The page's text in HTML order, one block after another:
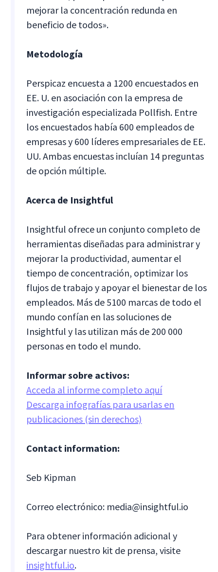
mejorar la concentración redunda en
beneficio de todos».
Metodología
Perspicaz encuesta a 1200 encuestados en
EE. U. en asociación con la empresa de
investigación especializada Pollfish. Entre
los encuestados había 600 empleados de
empresas y 600 líderes empresariales de EE.
UU. Ambas encuestas incluían 14 preguntas
de opción múltiple.
Acerca de Insightful
Insightful ofrece un conjunto completo de
herramientas diseñadas para administrar y
mejorar la productividad, aumentar el
tiempo de concentración, optimizar los
flujos de trabajo y apoyar el bienestar de los
empleados. Más de 5100 marcas de todo el
mundo confían en las soluciones de
Insightful y las utilizan más de 200 000
personas en todo el mundo.
Informar sobre activos:
Acceda al informe completo aquí
Descarga infografías para usarlas en
publicaciones (sin derechos)
Contact information:
Seb Kipman
Correo electrónico: media@insightful.io
Para obtener información adicional y
descargar nuestro kit de prensa, visite
insightful.io.